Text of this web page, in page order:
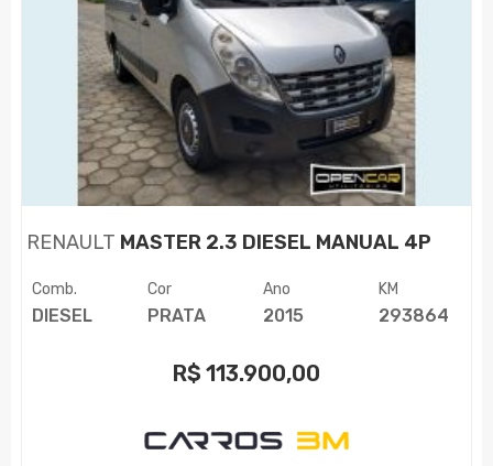
RENAULT MASTER 2.3 DIESEL MANUAL 4P
Comb.
DIESEL
Cor
PRATA
Ano
2015
KM
293864
R$ 113.900,00